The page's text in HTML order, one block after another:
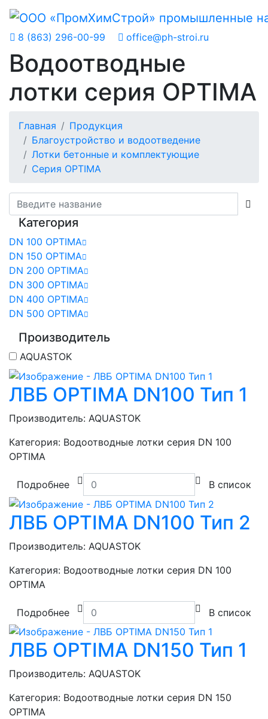
8 (863) 296-00-99 office@ph-stroi.ru
Водоотводные
лотки серия OPTIMA
Главная
Продукция
Благоустройство и водоотведение
Лотки бетонные и комплектующие
Серия OPTIMA
Категория
DN 100 OPTIMA
DN 150 OPTIMA
DN 200 OPTIMA
DN 300 OPTIMA
DN 400 OPTIMA
DN 500 OPTIMA
Производитель
AQUASTOK
ЛВБ OPTIMA DN100 Тип 1
Производитель: AQUASTOK
Категория: Водоотводные лотки серия DN 100
OPTIMA
Подробнее В список
ЛВБ OPTIMA DN100 Тип 2
Производитель: AQUASTOK
Категория: Водоотводные лотки серия DN 100
OPTIMA
Подробнее В список
ЛВБ OPTIMA DN150 Тип 1
Производитель: AQUASTOK
Категория: Водоотводные лотки серия DN 150
OPTIMA